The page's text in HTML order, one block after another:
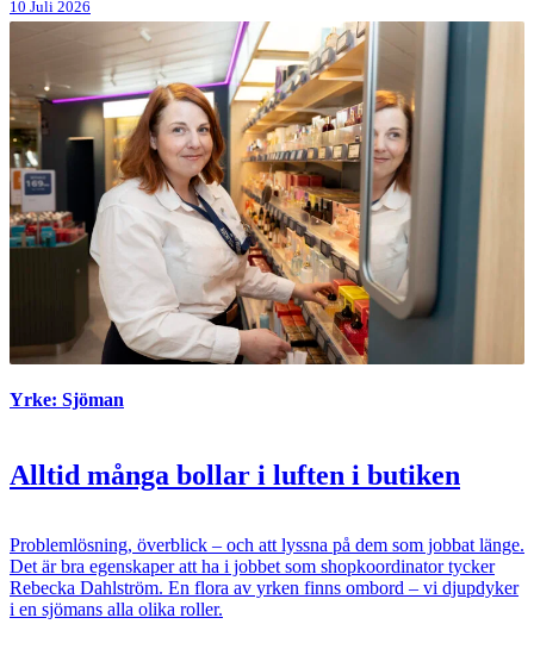
10 Juli 2026
Yrke: Sjöman
Alltid många bollar i luften i butiken
Problemlösning, överblick – och att lyssna på dem som jobbat länge.
Det är bra egenskaper att ha i jobbet som shopkoordinator tycker
Rebecka Dahlström. En flora av yrken finns ombord – vi djupdyker
i en sjömans alla olika roller.